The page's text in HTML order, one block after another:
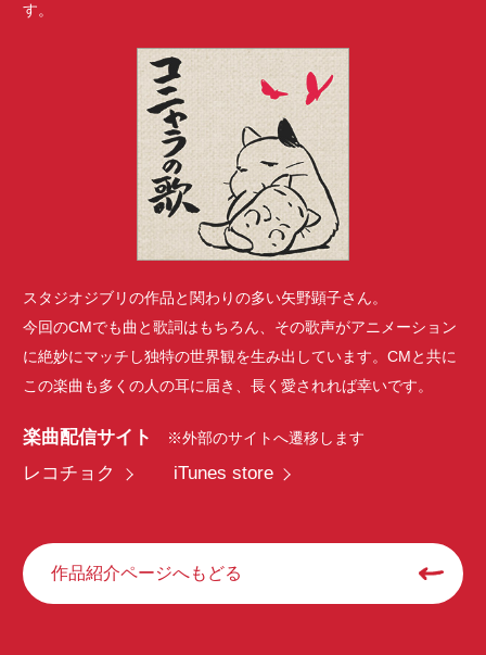
す。
スタジオジブリの作品と関わりの多い矢野顕子さん。
今回のCMでも曲と歌詞はもちろん、その歌声がアニメーション
に絶妙にマッチし独特の世界観を生み出しています。CMと共に
この楽曲も多くの人の耳に届き、長く愛されれば幸いです。
楽曲配信サイト ※外部のサイトへ遷移します
レコチョク iTunes store
作品紹介ページへもどる